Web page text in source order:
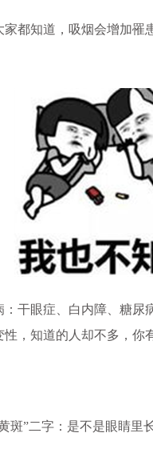
知道，吸烟会增加罹
眼症、白内障、糖尿
，知道的人却不多，你
”二字：是不是眼睛里长